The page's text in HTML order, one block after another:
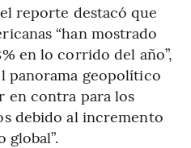
reporte destacó que
“han mostrado
en lo corrido del año”,
panorama geopolítico
en contra para los
debido al incremento